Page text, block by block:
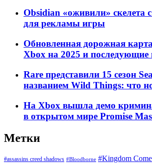
Obsidian «оживили» скелета
для рекламы игры
Обновленная дорожная
Xbox на 2025 и последующие
Rare представили 15 сезон
названием Wild Things: что
На Xbox вышла демо
в открытом мире Promise
Метки
#assassins creed shadows #Bloodborne #Kingdom